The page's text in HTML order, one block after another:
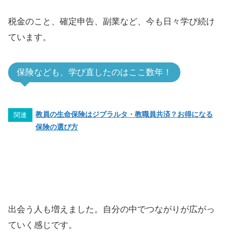
税金のこと、確定申告、副業など、今も日々学び続け
ています。
保険なども、学び直したのはここ数年！
関連
教員の生命保険はジブラルタ・教職員共済？お得になる
保険の選び方
出会う人も増えました。自分の中でつながりが広がっ
ていく感じです。